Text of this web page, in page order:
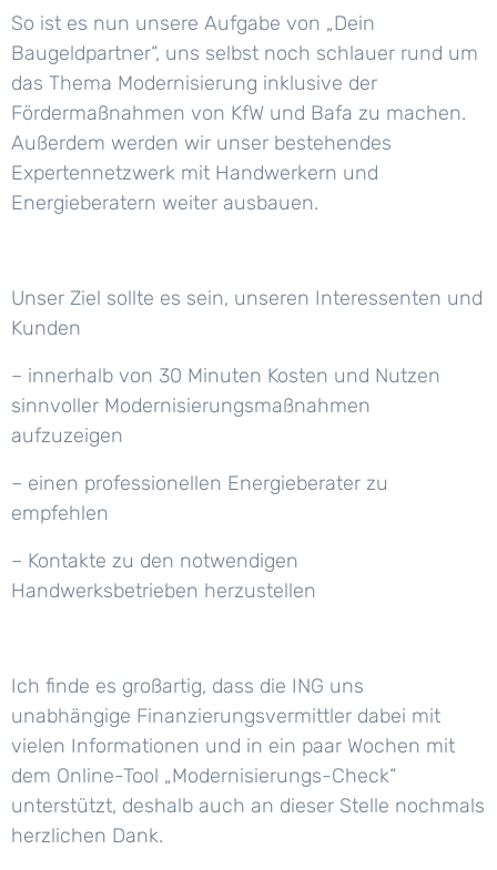
So ist es nun unsere Aufgabe von „Dein
Baugeldpartner“, uns selbst noch schlauer rund um
das Thema Modernisierung inklusive der
Fördermaßnahmen von KfW und Bafa zu machen.
Außerdem werden wir unser bestehendes
Expertennetzwerk mit Handwerkern und
Energieberatern weiter ausbauen.
Unser Ziel sollte es sein, unseren Interessenten und
Kunden
– innerhalb von 30 Minuten Kosten und Nutzen
sinnvoller Modernisierungsmaßnahmen
aufzuzeigen
– einen professionellen Energieberater zu
empfehlen
– Kontakte zu den notwendigen
Handwerksbetrieben herzustellen
Ich finde es großartig, dass die ING uns
unabhängige Finanzierungsvermittler dabei mit
vielen Informationen und in ein paar Wochen mit
dem Online-Tool „Modernisierungs-Check“
unterstützt, deshalb auch an dieser Stelle nochmals
herzlichen Dank.